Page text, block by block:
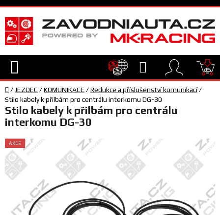
Přejít
na
obsah
Hledat
TECHNIKA
VYBAVENÍ
JEZDEC
TÝM
SERVIS
Domů
/ JEZDEC /KOMUNIKACE /Redukce a příslušenství komunikací/
Stilo kabely k přilbám pro centrálu interkomu DG-30
Stilo kabely k přilbám pro centrálu
interkomu DG-30
AKCE